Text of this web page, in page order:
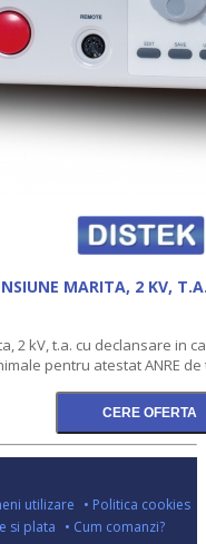
MARITA, 2 KV,
2 kV, t.a. cu declansare in
pentru atestat ANRE de
utilizare • Politica cookies
si plata • Cum comanzi?